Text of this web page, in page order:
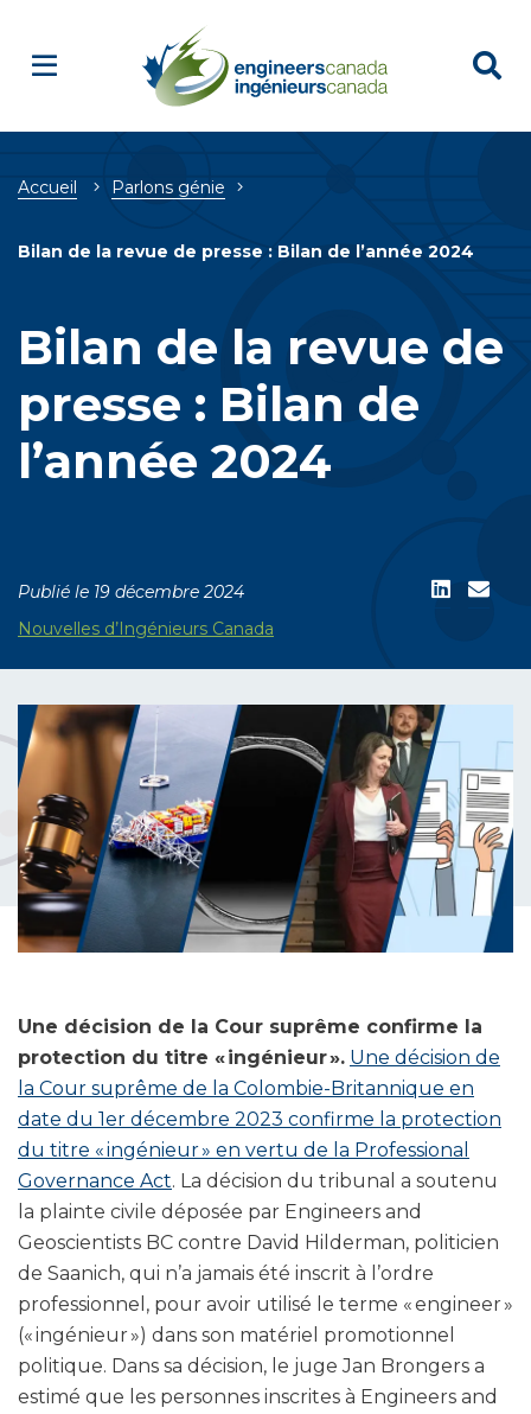
Breadcrumb
Accueil Parlons génie
Bilan de la revue de presse : Bilan de l’année 2024
Bilan de la revue de
presse : Bilan de
l’année 2024
Publié le 19 décembre 2024
Nouvelles d’Ingénieurs Canada
Une décision de la Cour suprême confirme la
protection du titre « ingénieur ». Une décision de
la Cour suprême de la Colombie-Britannique en
date du 1er décembre 2023 confirme la protection
du titre « ingénieur » en vertu de la Professional
Governance Act. La décision du tribunal a soutenu
la plainte civile déposée par Engineers and
Geoscientists BC contre David Hilderman, politicien
de Saanich, qui n’a jamais été inscrit à l’ordre
professionnel, pour avoir utilisé le terme « engineer »
(« ingénieur ») dans son matériel promotionnel
politique. Dans sa décision, le juge Jan Brongers a
estimé que les personnes inscrites à Engineers and